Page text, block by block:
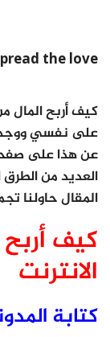
the love
كيف أربح المال
على نفسي
عن هذا على
العديد من
المقال حاولنا
كيف
الانترنت
كتابة